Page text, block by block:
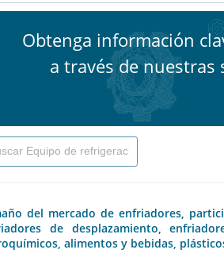
Obtenga información
a través de nuestras
del mercado de enfriadores,
de desplazamiento,
alimentos y bebidas,